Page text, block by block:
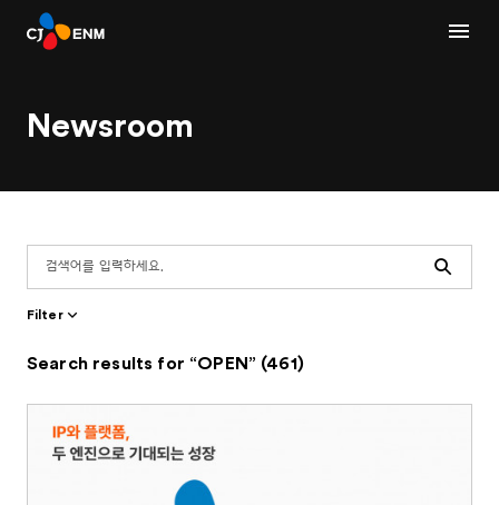
Newsroom
Search
Filter
Search results for “OPEN” (461)